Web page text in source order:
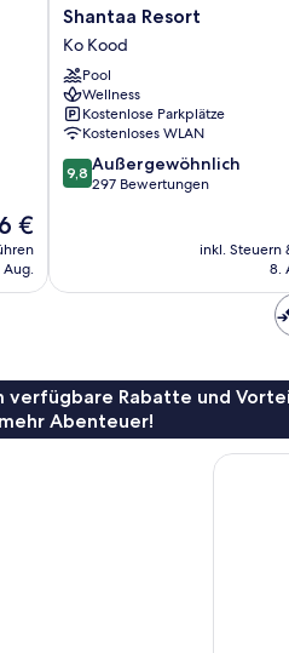
€
Aug.
Shantaa
Resort
Ko
Kood
Shantaa Resort
Ko Kood
Pool
Wellness
Kostenlose Parkplätze
Kostenloses WLAN
9.8
von
9,8 Außergewöhnlich
297 Bewertungen
inkl. Steuern
8.
verfügbare Rabatte und
Abenteuer!